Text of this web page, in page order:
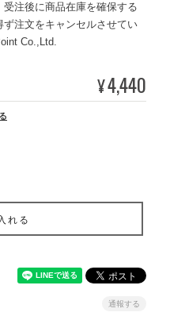
注後に商品在庫を確保する
注文をキャンセルさせてい
Co.,Ltd.
¥4,440
れる
通報する